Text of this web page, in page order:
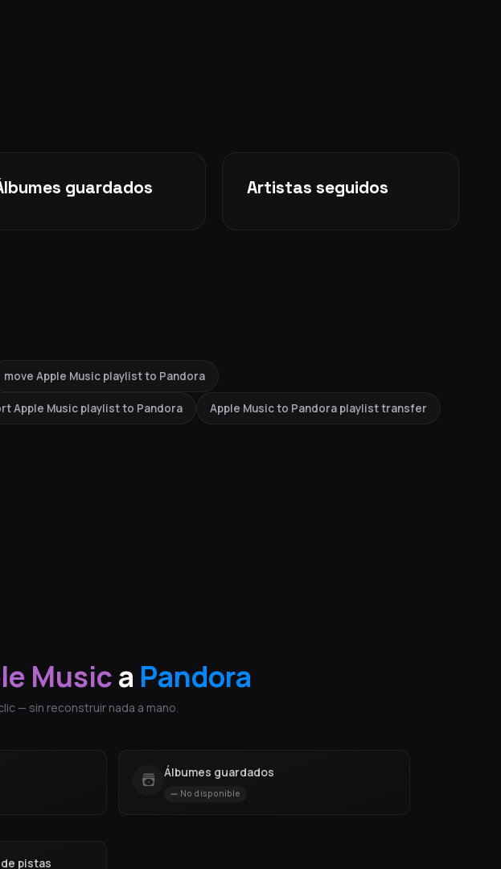
guardados Artistas seguidos
move Apple Music playlist to Pandora
Apple Music playlist to Pandora Apple Music to Pandora playlist transfer
Musica Pandora
— sin reconstruir nada a mano.
Álbumes guardados
No disponible
pistas